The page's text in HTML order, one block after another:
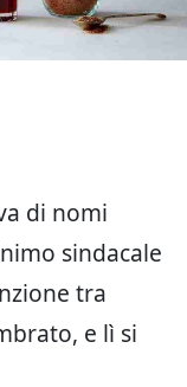
di nomi
sindacale
tra
e lì si